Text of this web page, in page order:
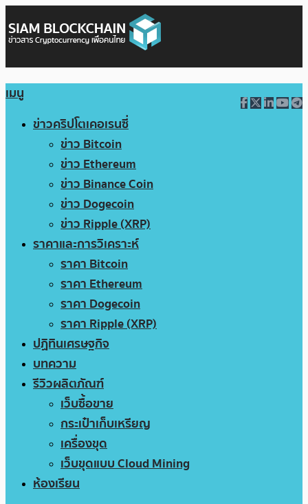
เมนู
ข่าวคริปโตเคอเรนซี่
ข่าว Bitcoin
ข่าว Ethereum
ข่าว Binance Coin
ข่าว Dogecoin
ข่าว Ripple (XRP)
ราคาและการวิเคราะห์
ราคา Bitcoin
ราคา Ethereum
ราคา Dogecoin
ราคา Ripple (XRP)
ปฏิทินเศรษฐกิจ
บทความ
รีวิวผลิตภัณฑ์
เว็บซื้อขาย
กระเป๋าเก็บเหรียญ
เครื่องขุด
เว็บขุดแบบ Cloud Mining
ห้องเรียน